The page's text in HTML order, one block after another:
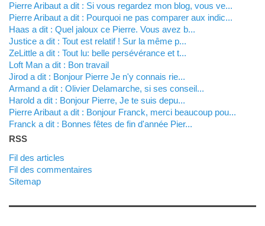
Pierre Aribaut a dit : Si vous regardez mon blog, vous ve...
Pierre Aribaut a dit : Pourquoi ne pas comparer aux indic...
Haas a dit : Quel jaloux ce Pierre. Vous avez b...
justice a dit : Tout est relatif ! Sur la même p...
zeLittle a dit : Tout lu: belle persévérance et t...
Loft Man a dit : Bon travail
Jirod a dit : Bonjour Pierre Je n'y connais rie...
Armand a dit : Olivier Delamarche, si ses conseil...
harold a dit : Bonjour Pierre, Je te suis depu...
Pierre Aribaut a dit : Bonjour Franck, merci beaucoup pou...
franck a dit : Bonnes fêtes de fin d'année Pier...
RSS
Fil des articles
Fil des commentaires
Sitemap